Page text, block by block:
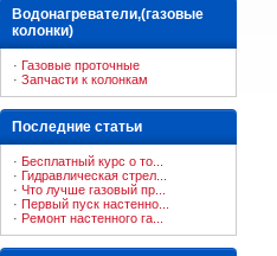
Водонагреватели,(газовые
колонки)
· Газовые проточные
· Запчасти к колонкам
Последние статьи
· Бесплатный курс о то...
· Гидравлическая стрел...
· Что лучше газовый пр...
· Первый пуск настенно...
· Ремонт настенного га...